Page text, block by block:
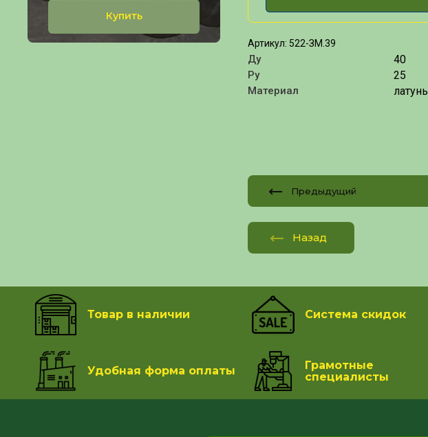
Купить
Артикул: 522-ЗМ.39
Ду 40
Ру 25
Материал латунь
Предыдущий
Назад
Товар в наличии Система скидок
Удобная форма оплаты
Грамотные
специалисты